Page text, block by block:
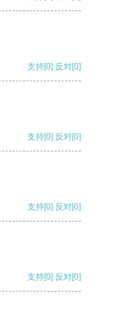
支持[0] 反对[0]
支持[0] 反对[0]
支持[0] 反对[0]
支持[0] 反对[0]